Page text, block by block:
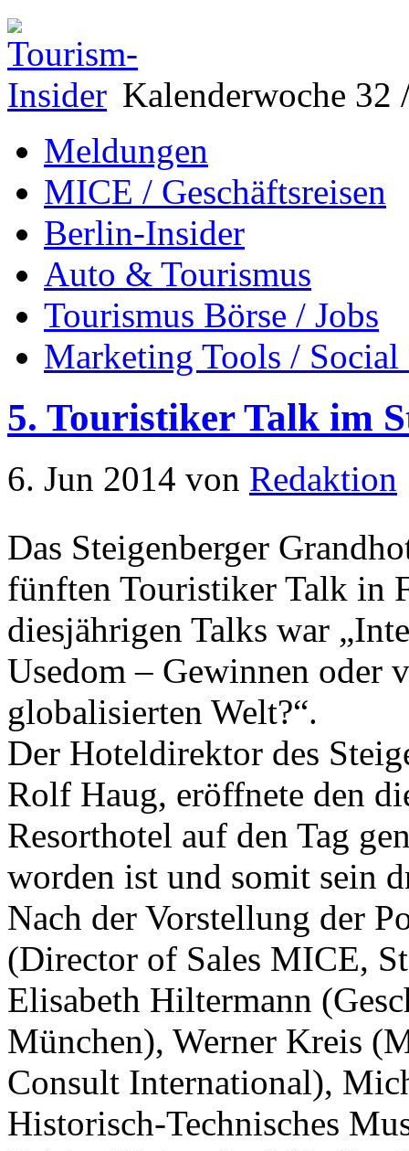
Kalenderwoche 32
Meldungen
MICE / Geschäftsreisen
Berlin-Insider
Auto & Tourismus
Tourismus Börse / Jobs
Marketing Tools /
5. Touristiker Talk im
6. Jun 2014 von Redaktion
Das Steigenberger
fünften Touristiker Talk in
diesjährigen Talks war
Usedom – Gewinnen oder
globalisierten Welt?“.
Der Hoteldirektor des
Rolf Haug, eröffnete den
Resorthotel auf den Tag
worden ist und somit sein
Nach der Vorstellung der
(Director of Sales MICE,
Elisabeth Hiltermann
München), Werner Kreis
Consult International),
Historisch-Technisches